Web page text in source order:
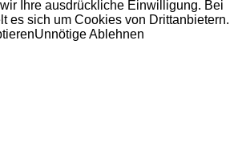
Ihre ausdrückliche Einwilligung. Bei
es sich um Cookies von Drittanbietern.
Unnötige Ablehnen